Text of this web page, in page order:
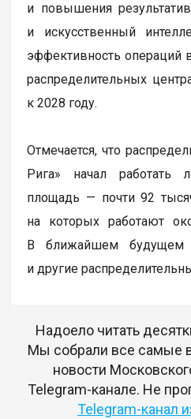
и повышения
и искусственный
эффективность операций
распределительных
к 2028 году.
Отмечается, что
Рига» начал работать
площадь — почти 92
на которых работают
В ближайшем будущем
и другие
Надоело читать
Мы собрали все самые
новости
Telegram-канале. Не
Telegram-канал